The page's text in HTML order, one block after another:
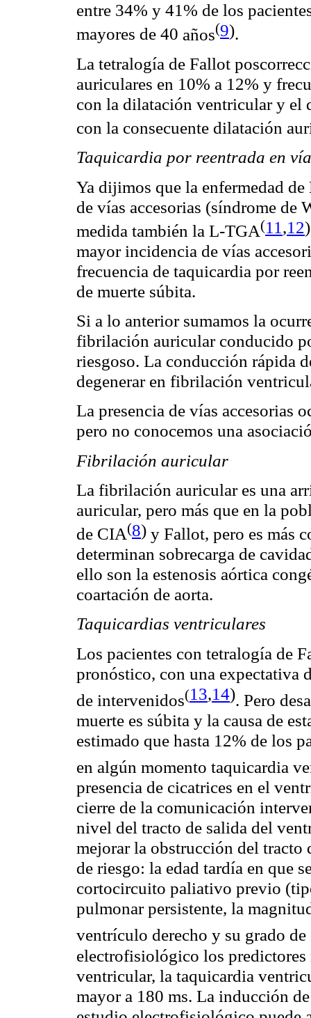
entre 34% y 41% de los
mayores de 40 años(9).
La tetralogía de Fallot
auriculares en 10% a 12% y
con la dilatación ventricular y el
con la consecuente dilatación
Taquicardia por reentrada en
Ya dijimos que la enfermedad
de vías accesorias (síndrome
medida también la L-TGA(11 ,12)
mayor incidencia de vías
frecuencia de taquicardia por
de muerte súbita.
Si a lo anterior sumamos la
fibrilación auricular conducido
riesgoso. La conducción rápida
degenerar en fibrilación
La presencia de vías accesorias
pero no conocemos una
Fibrilación auricular
La fibrilación auricular es una
auricular, pero más que en la
de CIA(8) y Fallot, pero es más
determinan sobrecarga de
ello son la estenosis aórtica
coartación de aorta.
Taquicardias ventriculares
Los pacientes con tetralogía de
pronóstico, con una expectativa
de intervenidos(13,14). Pero
muerte es súbita y la causa de
estimado que hasta 12% de los
en algún momento taquicardia
presencia de cicatrices en el
cierre de la comunicación
nivel del tracto de salida del
mejorar la obstrucción del tracto
de riesgo: la edad tardía en que
cortocircuito paliativo previo
pulmonar persistente, la
ventrículo derecho y su grado
electrofisiológico los predictores
ventricular, la taquicardia
mayor a 180 ms. La inducción